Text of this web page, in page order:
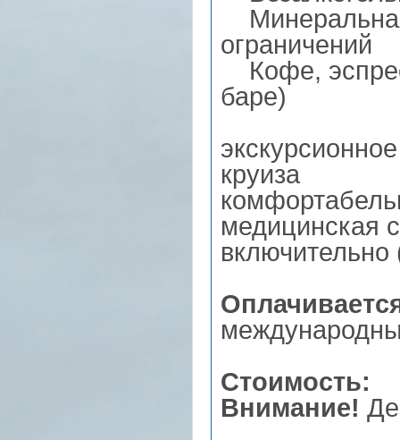
ограничений
Кофе,
баре)
круиза
медицинская
Стоимость:
Внимание!